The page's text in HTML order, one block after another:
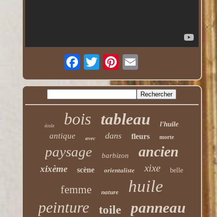
école bois tableau l'huile
antique avec dans fleurs morte
paysage barbizon ancien
xixème scène orientaliste xixe belle
femme nature huile
peinture toile panneau